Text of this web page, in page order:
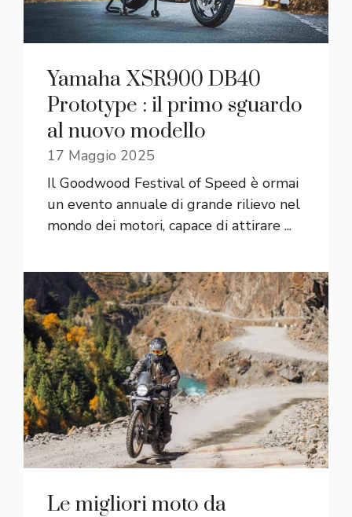
Yamaha XSR900 DB40
Prototype : il primo sguardo
al nuovo modello
17 Maggio 2025
Il Goodwood Festival of Speed è ormai
un evento annuale di grande rilievo nel
mondo dei motori, capace di attirare ...
Le migliori moto da